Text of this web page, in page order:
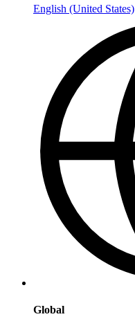
English (United States)
Global